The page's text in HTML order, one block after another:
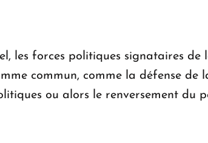
les forces politiques signataires de
commun, comme la défense de
ou alors le renversement du